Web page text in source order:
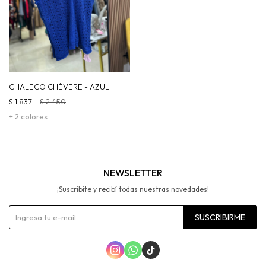
CHALECO CHÉVERE - AZUL
+ 2 colores
$ 1.837 $2.450
NEWSLETTER
¡Suscribite y recibí todas nuestras novedades!
SUSCRIBIRME
  